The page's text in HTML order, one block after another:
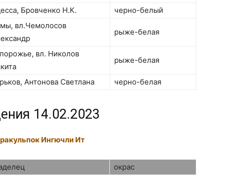
Бровченко Н.К. черно-белый
вл.Чемолосов
рыже-белая
вл. Николов
рыже-белая
Антонова Светлана черно-белая
14.02.2023
Ингючли Ит
окрас